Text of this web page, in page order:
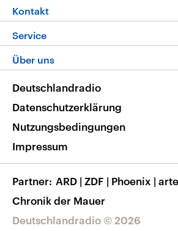
Die Nachrichten
Nachrichtenleicht
Neue Beiträge auf dlf.de
Livestream
Podcasts
Deutschlandfunk App
Nachrichten App
Frequenzen
Kontakt
Hörerservice
Service
FAQ
Veranstaltungen
Musikliste
RSS
Über uns
Barrierefreiheit
Deutschlandradio © 2026
Deutschlandradio
Datenschutzerklärung
Nutzungsbedingungen
Impressum
Partner ARD | ZDF | Phoenix | arte
Chronik der Mauer